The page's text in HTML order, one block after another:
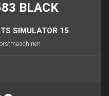
BLACK
SIMULATOR 15